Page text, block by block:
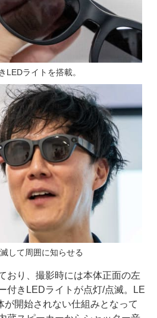
LEDライトを搭載。
して周囲に知らせる
おり、撮影時には本体正面の左
付きLEDライトが点灯/点滅。LE
が開始されない仕組みとなって